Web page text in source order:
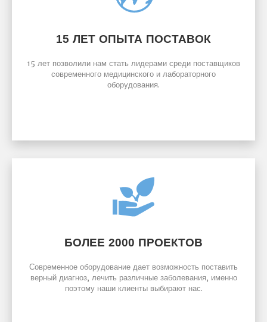
15 ЛЕТ ОПЫТА ПОСТАВОК
15 лет позволили нам стать лидерами среди поставщиков
современного медицинского и лабораторного
оборудования.
БОЛЕЕ 2000 ПРОЕКТОВ
Современное оборудование дает возможность поставить
верный диагноз, лечить различные заболевания, именно
поэтому наши клиенты выбирают нас.